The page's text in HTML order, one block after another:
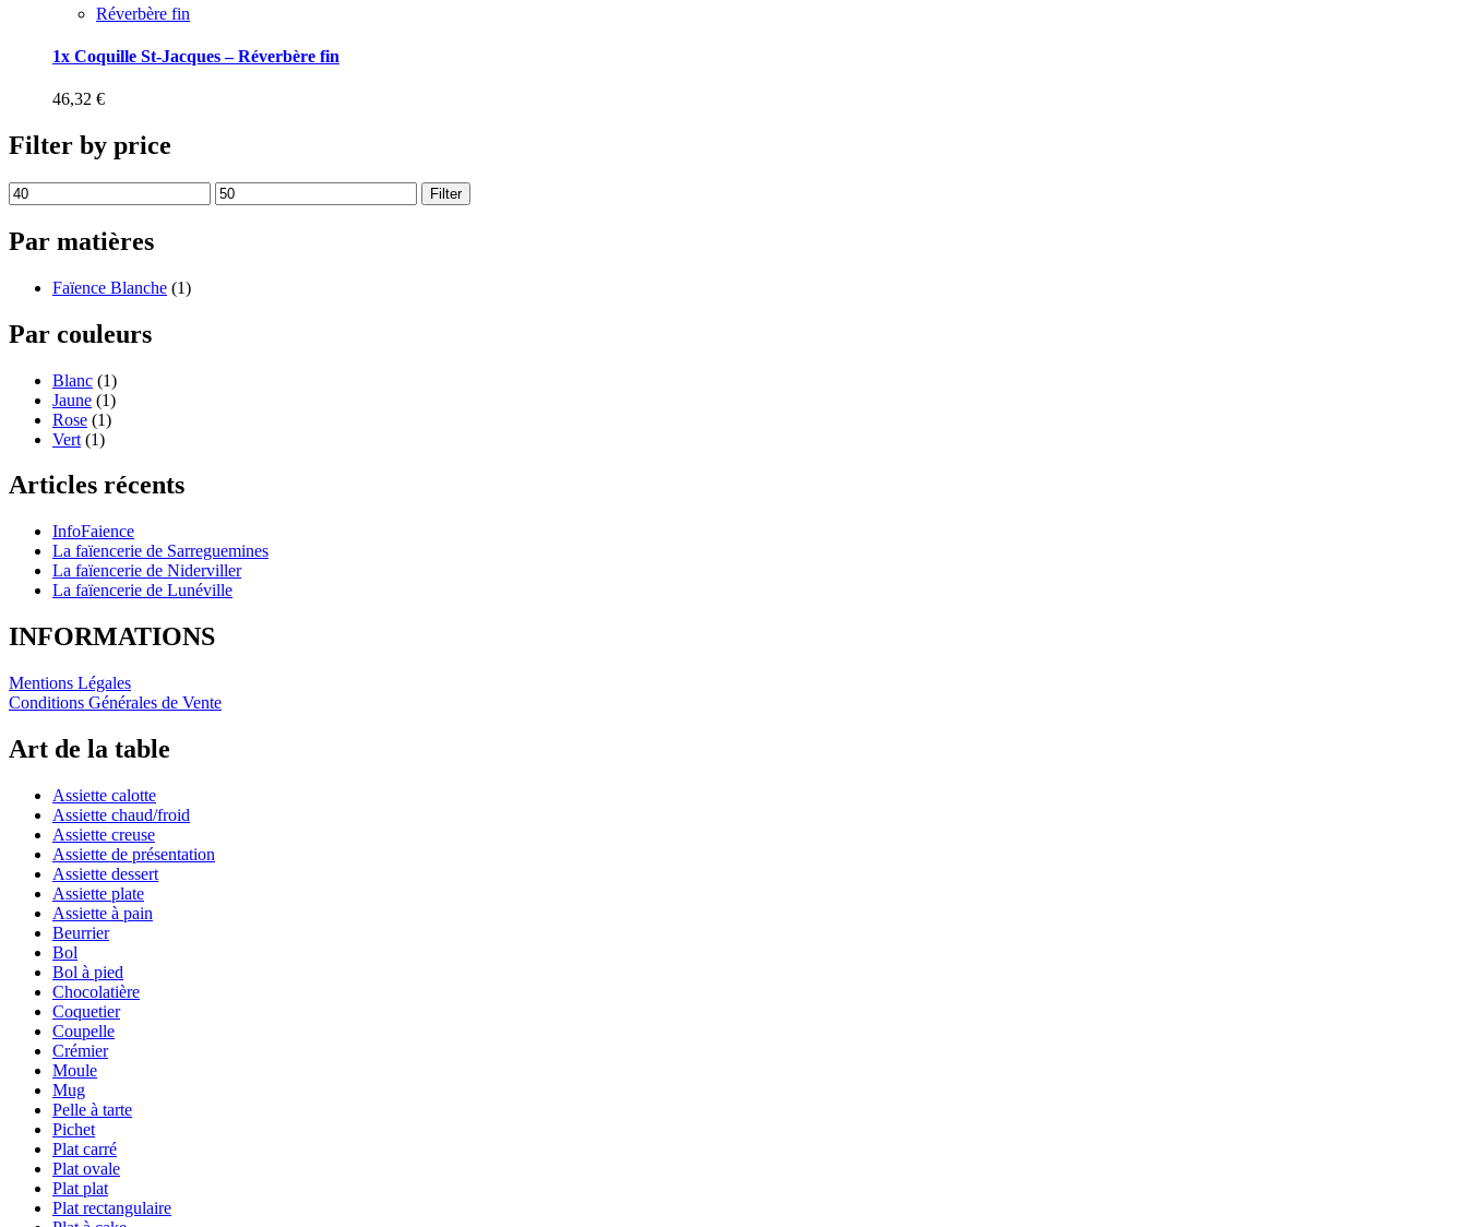
Réverbère fin
1x Coquille St-Jacques – Réverbère fin
46,32 €
Filter by price
Filter
Par matières
Faïence Blanche (1)
Par couleurs
Blanc (1)
Jaune (1)
Rose (1)
Vert (1)
Articles récents
InfoFaience
La faïencerie de Sarreguemines
La faïencerie de Niderviller
La faïencerie de Lunéville
INFORMATIONS
Mentions Légales
Conditions Générales de Vente
Art de la table
Assiette calotte
Assiette chaud/froid
Assiette creuse
Assiette de présentation
Assiette dessert
Assiette plate
Assiette à pain
Beurrier
Bol
Bol à pied
Chocolatière
Coquetier
Coupelle
Crémier
Moule
Mug
Pelle à tarte
Pichet
Plat carré
Plat ovale
Plat plat
Plat rectangulaire